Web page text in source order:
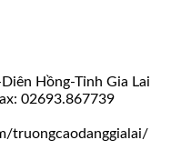
Hồng-Tỉnh Gia Lai
02693.867739
truongcaodanggialai/